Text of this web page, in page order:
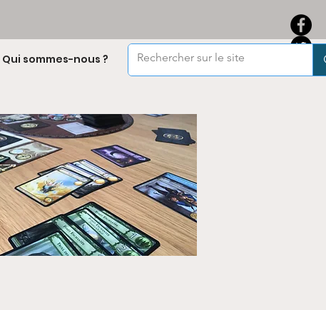
Qui sommes-nous ?